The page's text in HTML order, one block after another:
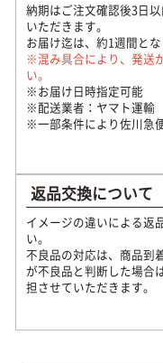
納期はご注文確認後3日
いただきます。
お届け迄は、約1週間とな
※混み具合により、発送
い。
※お届け日時指定可能
※配送業者：ヤマト運輸
※一部条件により佐川急
返品交換について
イメージの違いによる返
い。
不良品の対応は、商品到
が不良品と判断した場合
担させていただきます。